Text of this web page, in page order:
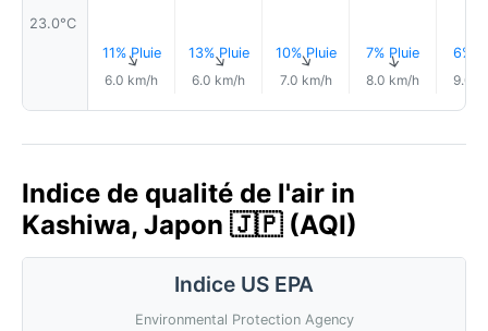
23.0°C
11% Pluie
↑
6.0 km/h
13% Pluie
↑
6.0 km/h
10% Pluie
↑
7.0 km/h
7% Pluie
↑
8.0 km/h
6%
9.0
Indice de qualité de l'air in
Kashiwa, Japon 🇯🇵 (AQI)
Indice US EPA
Environmental Protection Agency